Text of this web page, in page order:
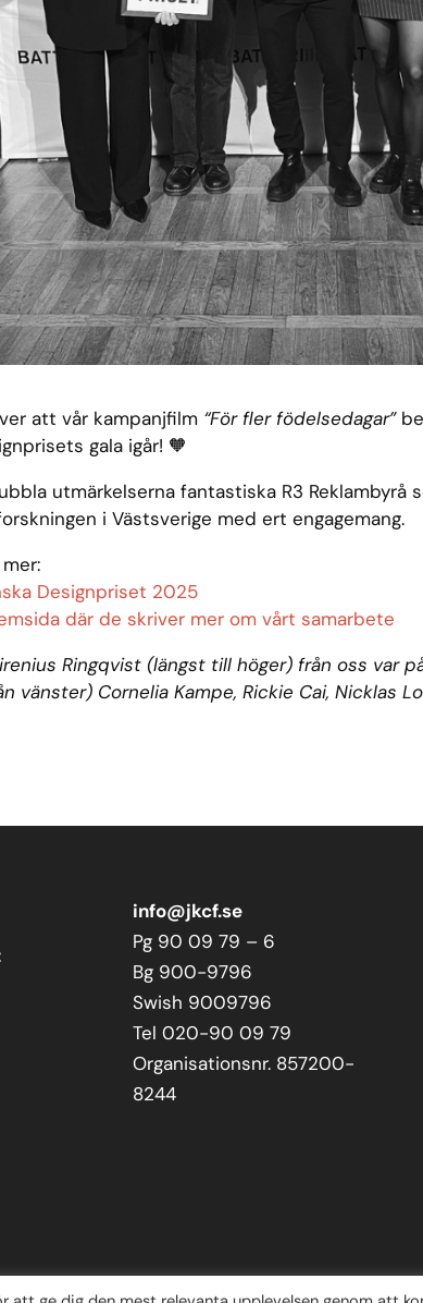
att vår kampanjfilm “För fler födelsedagar”
gala igår! 🧡
utmärkelserna fantastiska R3 Reklambyrå
i Västsverige med ert engagemang.
Designpriset 2025
där de skriver mer om vårt samarbete
Ringqvist (längst till höger) från oss var
vänster) Cornelia Kampe, Rickie Cai, Nicklas
info@jkcf.se
Pg 90 09 79 – 6
Bg 900-9796
Swish 9009796
Tel 020-90 09 79
Organisationsnr. 857200-
8244